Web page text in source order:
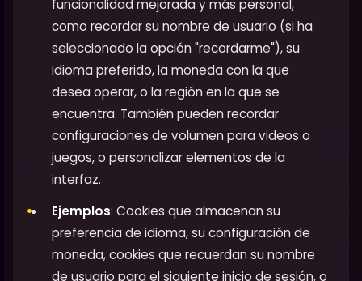
funcionalidad mejorada y más personal,
como recordar su nombre de usuario (si ha
seleccionado la opción "recordarme"), su
idioma preferido, la moneda con la que
desea operar, o la región en la que se
encuentra. También pueden recordar
configuraciones de volumen para videos o
juegos, o personalizar elementos de la
interfaz.
Ejemplos: Cookies que almacenan su
preferencia de idioma, su configuración de
moneda, cookies que recuerdan su nombre
de usuario para el siguiente inicio de sesión, o